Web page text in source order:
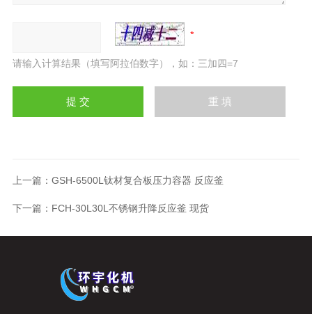
请输入计算结果（填写阿拉伯数字），如：三加四=7
上一篇： GSH-6500L钛材复合板压力容器 反应釜
下一篇： FCH-30L30L不锈钢升降反应釜 现货